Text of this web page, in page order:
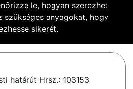
le, hogyan szerezhet
szükséges anyagokat, hogy
sikerét.
határút Hrsz.: 103153